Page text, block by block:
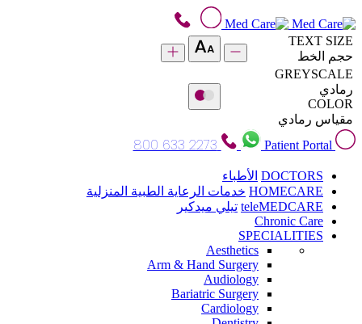
TEXT SIZE
حجم الخط
GREYSCALE
رمادي
COLOR
مقياس رمادي
Patient Portal
800 633 2273
DOCTORS الأطباء
HOMECARE خدمات الرعاية الطبية المنزلية
teleMEDCARE تيلي ميدكير
Chronic Care
SPECIALITIES
Aesthetics
Arm & Hand Surgery
Audiology
Bariatric Surgery
Cardiology